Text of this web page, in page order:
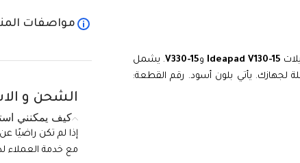
Ideapad V130-15 وV330-15. يشمل
لجهازك. يأتي بلون أسود. رقم القطعة:
مواصفات
الشحن و
كيف يمكنني
إذا لم تكن راضيًا
مع خدمة العملاء لدينا في